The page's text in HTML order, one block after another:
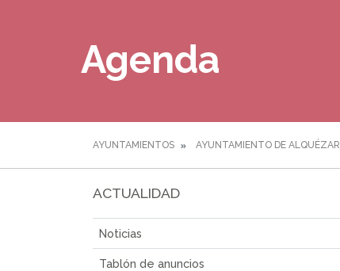
Agenda
AYUNTAMIENTOS AYUNTAMIENTO DE ALQUÉZAR
ACTUALIDAD
Noticias
Tablón de anuncios